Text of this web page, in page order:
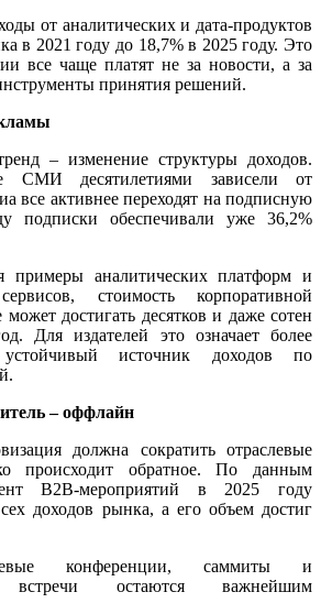
от аналитических и дата-продуктов
в 2021 году до 18,7% в 2025 году. Это
все чаще платят не за новости, а за
принятия решений.
– изменение структуры доходов.
СМИ десятилетиями зависели от
все активнее переходят на подписную
подписки обеспечивали уже 36,2%
примеры аналитических платформ и
стоимость корпоративной
достигать десятков и даже сотен
Для издателей это означает более
источник доходов по
– оффлайн
должна сократить отраслевые
происходит обратное. По данным
B2B-мероприятий в 2025 году
доходов рынка, а его объем достиг
конференции, саммиты и
встречи остаются важнейшим